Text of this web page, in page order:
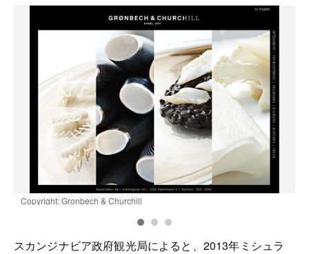
Copyright: Gronbech & Churchill
スカンジナビア政府観光局によると、2013年ミシュラ